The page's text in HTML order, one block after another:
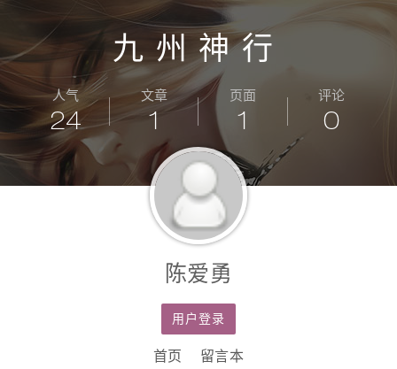
九州神行
人气
24
文章
1
页面
1
评论
0
陈爱勇
用户登录
首页 留言本